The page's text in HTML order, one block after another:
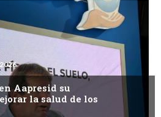
Aapresid su
la salud de los